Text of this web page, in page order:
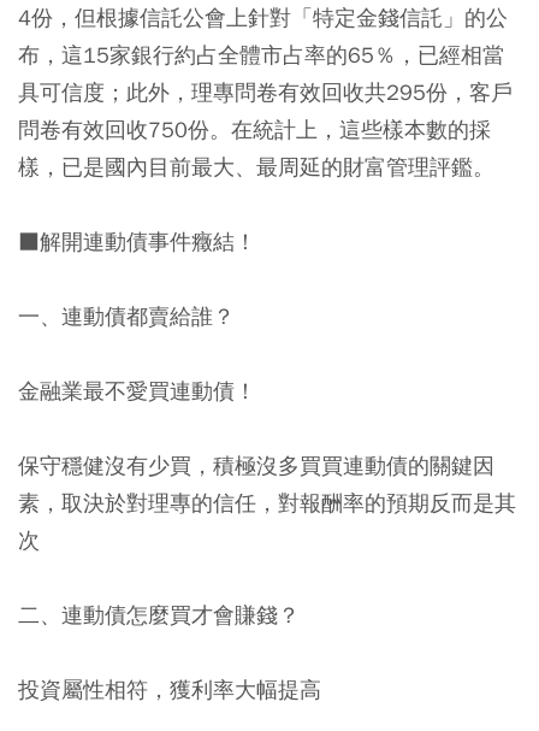
4份，但根據信託公會上針對「特定金錢信託」的公
布，這15家銀行約占全體市占率的65％，已經相當
具可信度；此外，理專問卷有效回收共295份，客戶
問卷有效回收750份。在統計上，這些樣本數的採
樣，已是國內目前最大、最周延的財富管理評鑑。
■解開連動債事件癥結！
一、連動債都賣給誰？
金融業最不愛買連動債！
保守穩健沒有少買，積極沒多買買連動債的關鍵因
素，取決於對理專的信任，對報酬率的預期反而是其
次
二、連動債怎麼買才會賺錢？
投資屬性相符，獲利率大幅提高